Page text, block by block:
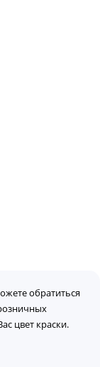
обратиться
цвет краски.